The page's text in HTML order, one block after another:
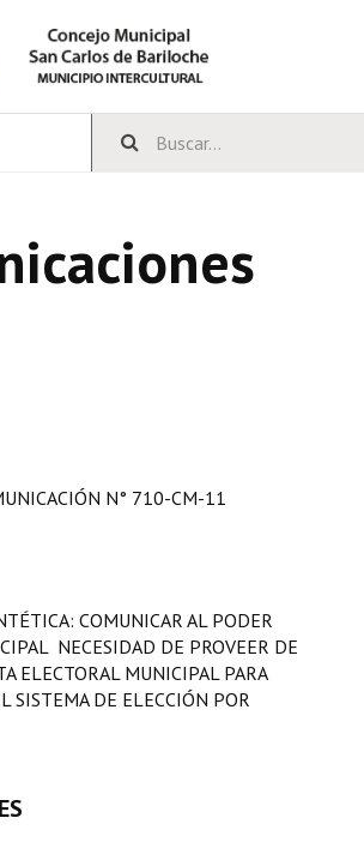
N° 710-CM-11
COMUNICAR AL PODER
NECESIDAD DE PROVEER DE
ELECTORAL MUNICIPAL PARA
SISTEMA DE ELECCIÓN POR